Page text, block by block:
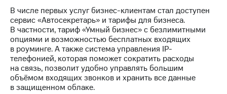
Достижения
Интервью
Финансовая
отчетность
Контакты
В числе первых услуг бизнес-клиентам стал доступен
сервис «Автосекретарь» и тарифы для бизнеса.
В частности, тариф «Умный бизнес» с безлимитными
опциями и возможностью бесплатных входящих
в роуминге. А также система управления IP-
телефонией, которая поможет сократить расходы
на связь, позволит удобно управлять большим
объёмом входящих звонков и хранить все данные
в защищенном облаке.